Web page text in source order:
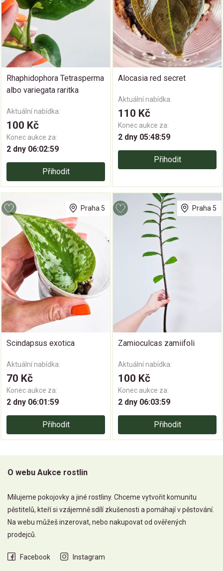
Rhaphidophora Tetrasperma
albo variegata raritka
Aktuální nabídka:
100 Kč
Konec aukce za:
2 dny 06:02:59
Přihodit
Alocasia red secret
Aktuální nabídka:
110 Kč
Konec aukce za:
2 dny 05:48:59
Přihodit
Praha 5
Scindapsus exotica
Aktuální nabídka:
70 Kč
Konec aukce za:
2 dny 06:01:59
Přihodit
Praha 5
Zamioculcas zamiifoli
Aktuální nabídka:
100 Kč
Konec aukce za:
2 dny 06:03:59
Přihodit
O webu Aukce rostlin
Milujeme pokojovky a jiné rostliny. Chceme vytvořit komunitu
pěstitelů, kteří si vzájemně sdílí zkušenosti a pomáhají v pěstování.
Na webu můžeš inzerovat, nebo nakupovat od ověřených
prodejců.
Facebook Instagram